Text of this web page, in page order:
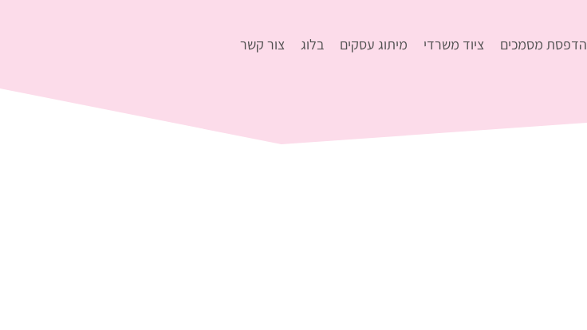
הדפסת מסמכים ציוד משרדי מיתוג עסקים בלוג צור קשר